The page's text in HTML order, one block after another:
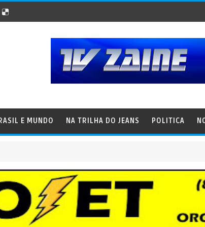
E MUNDO NA TRILHA DO JEANS POLITICA